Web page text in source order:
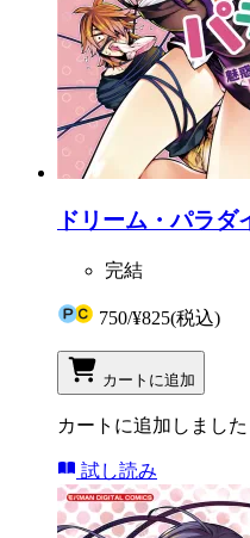
ドリーム・パラダ
完結
750/¥825(税込)
カートに追加
カートに追加しました
試し読み